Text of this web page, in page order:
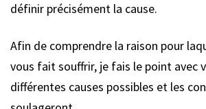
définir précisément la cause.
Afin de comprendre la raison pour
vous fait souffrir, je fais le point avec
différentes causes possibles et les